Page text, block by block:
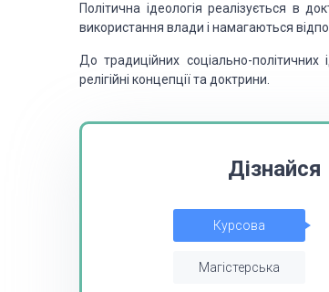
Політична ідеологія реалізується в
використання влади і намагаються
До традиційних соціально-політичних
релігійні концепції та доктрини.
Дізнайся
Курсова
Магістерська